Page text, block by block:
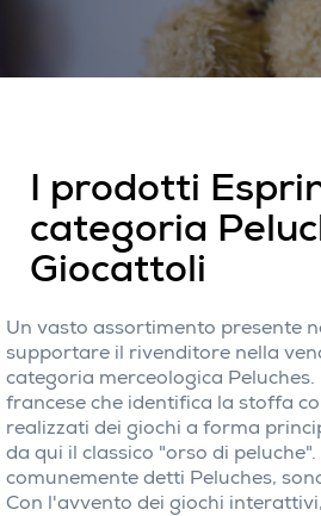
I prodotti
categoria
Giocattoli
Un vasto assortimento presente
supportare il rivenditore nella
categoria merceologica
francese che identifica la stoffa
realizzati dei giochi a forma
da qui il classico "orso di
comunemente detti Peluches,
Con l'avvento dei giochi